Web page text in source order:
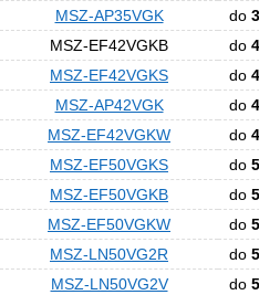
MSZ-AP35VGK
do
MSZ-EF42VGKB
do
MSZ-EF42VGKS
do
MSZ-AP42VGK
do
MSZ-EF42VGKW
do
MSZ-EF50VGKS
do
MSZ-EF50VGKB
do
MSZ-EF50VGKW
do
MSZ-LN50VG2R
do
MSZ-LN50VG2V
do